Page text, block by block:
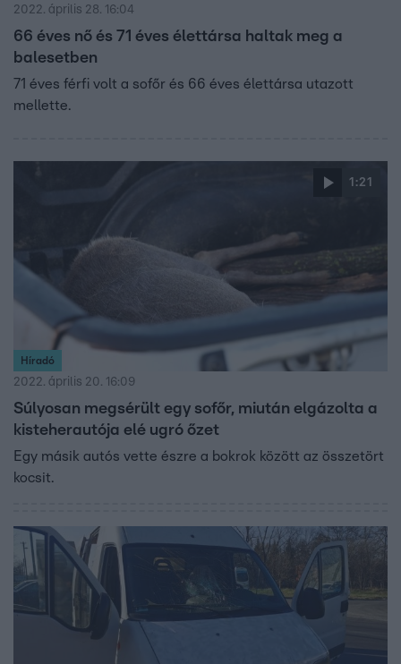
2022. április 28. 16:04
66 éves nő és 71 éves élettársa haltak meg a
balesetben
71 éves férfi volt a sofőr és 66 éves élettársa utazott
mellette.
1:21
Híradó
2022. április 20. 16:09
Súlyosan megsérült egy sofőr, miután elgázolta a
kisteherautója elé ugró őzet
Egy másik autós vette észre a bokrok között az összetört
kocsit.